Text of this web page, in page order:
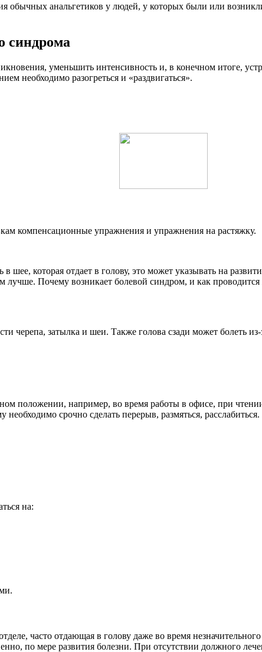
обычных анальгетиков у людей, у которых были или
синдрома
уменьшить интенсивность и, в конечном итоге,
необходимо разогреться и «раздвигаться».
компенсационные упражнения и упражнения на растяжку.
шее, которая отдает в голову, это может указывать на
лучше. Почему возникает болевой синдром, и как проводится
черепа, затылка и шеи. Также голова сзади может болеть из-
положении, например, во время работы в офисе, при
срочно сделать перерыв, размяться, расслабиться.
на:
часто отдающая в голову даже во время
по мере развития болезни. При отсутствии должного